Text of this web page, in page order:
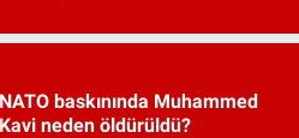
NATO baskınında Muhammed
Kavi neden öldürüldü?